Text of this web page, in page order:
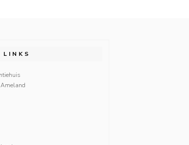
LINKS